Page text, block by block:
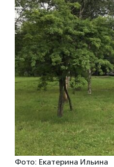
Фото: Екатерина Ильина